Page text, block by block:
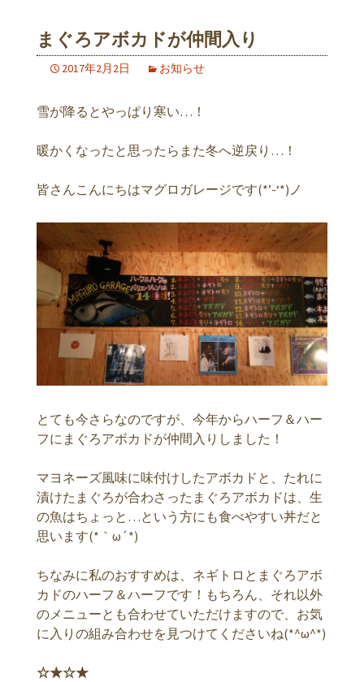
まぐろアボカドが仲間入り
2017年2月2日 お知らせ
雪が降るとやっぱり寒い…！
暖かくなったと思ったらまた冬へ逆戻り…！
皆さんこんにちはマグロガレージです(*’-‘*)ノ
とても今さらなのですが、今年からハーフ＆ハー
フにまぐろアボカドが仲間入りしました！
マヨネーズ風味に味付けしたアボカドと、たれに
漬けたまぐろが合わさったまぐろアボカドは、生
の魚はちょっと…という方にも食べやすい丼だと
思います(*｀ω´*)
ちなみに私のおすすめは、ネギトロとまぐろアボ
カドのハーフ＆ハーフです！もちろん、それ以外
のメニューとも合わせていただけますので、お気
に入りの組み合わせを見つけてくださいね(*^ω^*)
☆★☆★